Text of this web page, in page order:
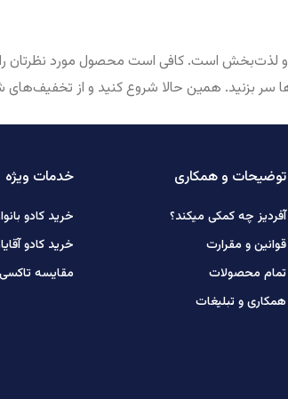
و لذت‌بخش است. کافی است محصول مورد نظرتان را
سر بزنید. همین حالا شروع کنید و از تخفیف‌های
توضیحات و همکاری
آفردیز چه کمکی میکند؟
قوانین و مقرارت
تمام محصولات
همکاری و تبلیغات
خدمات ویژه
خرید کادو
خرید کادو
مقایسه